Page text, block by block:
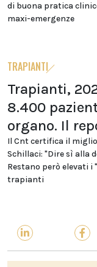
di buona pratica
maxi-emergenze
TRAPIANTI
Trapianti,
8.400
organo. Il
Il Cnt certifica il
Schillaci: "Dire sì alla
Restano però elevati
trapianti